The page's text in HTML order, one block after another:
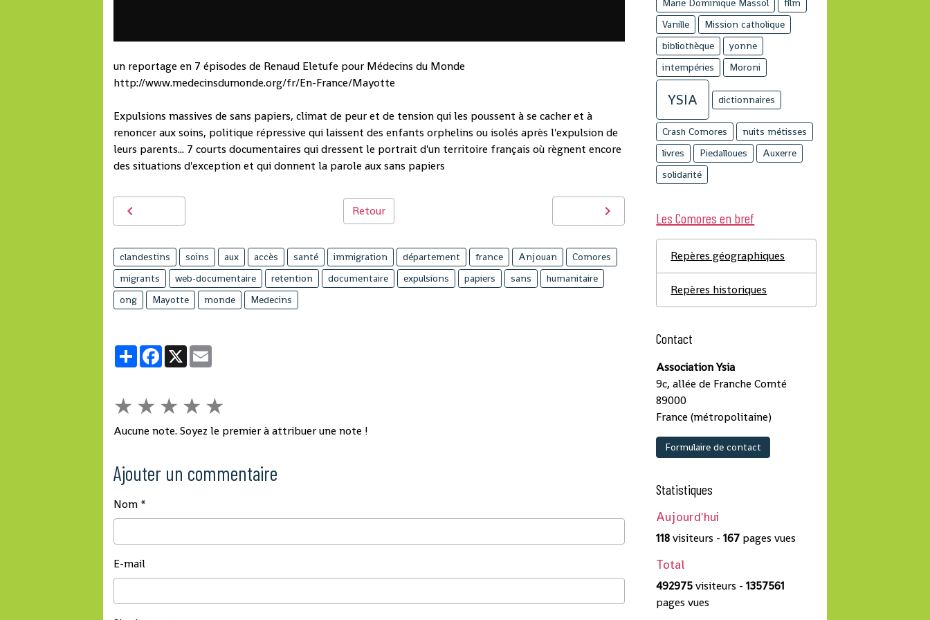
un reportage en 7 épisodes de Renaud Eletufe pour Médecins du Monde
http://www.medecinsdumonde.org/fr/En-France/Mayotte
Expulsions massives de sans papiers, climat de peur et de tension qui les poussent à se cacher et à
renoncer aux soins, politique répressive qui laissent des enfants orphelins ou isolés après l'expulsion de
leurs parents... 7 courts documentaires qui dressent le portrait d'un territoire français où règnent encore
des situations d'exception et qui donnent la parole aux sans papiers
Retour
clandestins soins aux accès santé immigration département france Anjouan
Comores
migrants
web-documentaire retention documentaire expulsions papiers sans
humanitaire
ong
Mayotte monde Medecins
PartagerFacebook
X
★ ★ ★ ★ ★
Aucune note. Soyez le premier à attribuer une note !
Ajouter un commentaire
Nom
E-mail
Marie Dominique Massol
film
Vanille
Mission catholique
bibliothèque
yonne
intempéries
Moroni
YSIA dictionnaires
Crash Comores
nuits métisses
livres
Piedalloues
Auxerre
solidarité
Les Comores en bref
Repères géographiques
Repères historiques
Contact
Association Ysia
9c, allée de Franche Comté
89000
France (métropolitaine)
Formulaire de contact
Statistiques
Aujourd'hui
118visiteurs -167 pages vues
Total
492975visiteurs -1357561
pages vues